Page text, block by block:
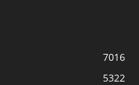
7016
5322